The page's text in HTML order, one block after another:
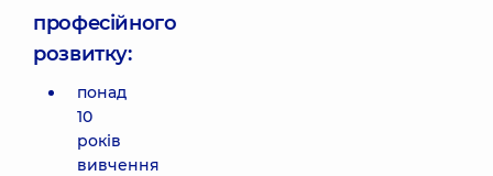
професійного
розвитку:
понад
10
років
вивчення